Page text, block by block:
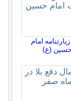
امام
(ع)